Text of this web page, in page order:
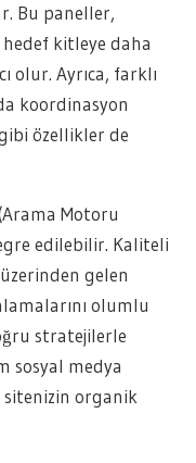
Bu paneller,
kitleye daha
olur. Ayrıca, farklı
koordinasyon
özellikler de
Motoru
edilebilir. Kaliteli
gelen
olumlu
stratejilerle
sosyal medya
sitenizin organik